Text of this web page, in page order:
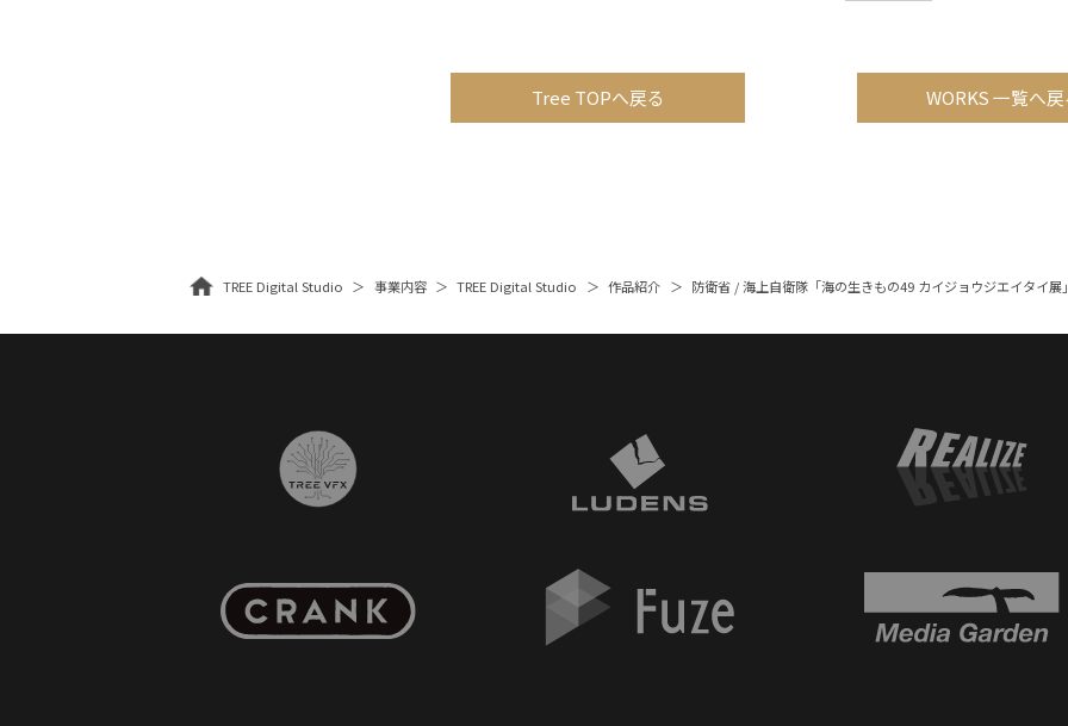
Tree TOPへ戻る WORKS 一覧へ
TREE Digital Studio 事業内容 TREE Digital Studio 作品紹介 防衛省 / 海上自衛隊「海の生きもの49 カイジョウジエイタイ展